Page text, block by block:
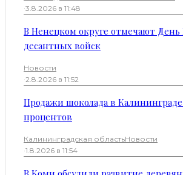
·3.8.2026 в 11:48
В Ненецком округе отмечают
десантных войск
Новости
·2.8.2026 в 11:52
Продажи шоколада в
процентов
Калининградская областьНовости
·1.8.2026 в 11:54